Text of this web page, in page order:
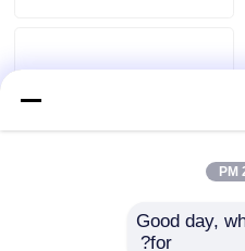
كهربائية
Good day,
for?